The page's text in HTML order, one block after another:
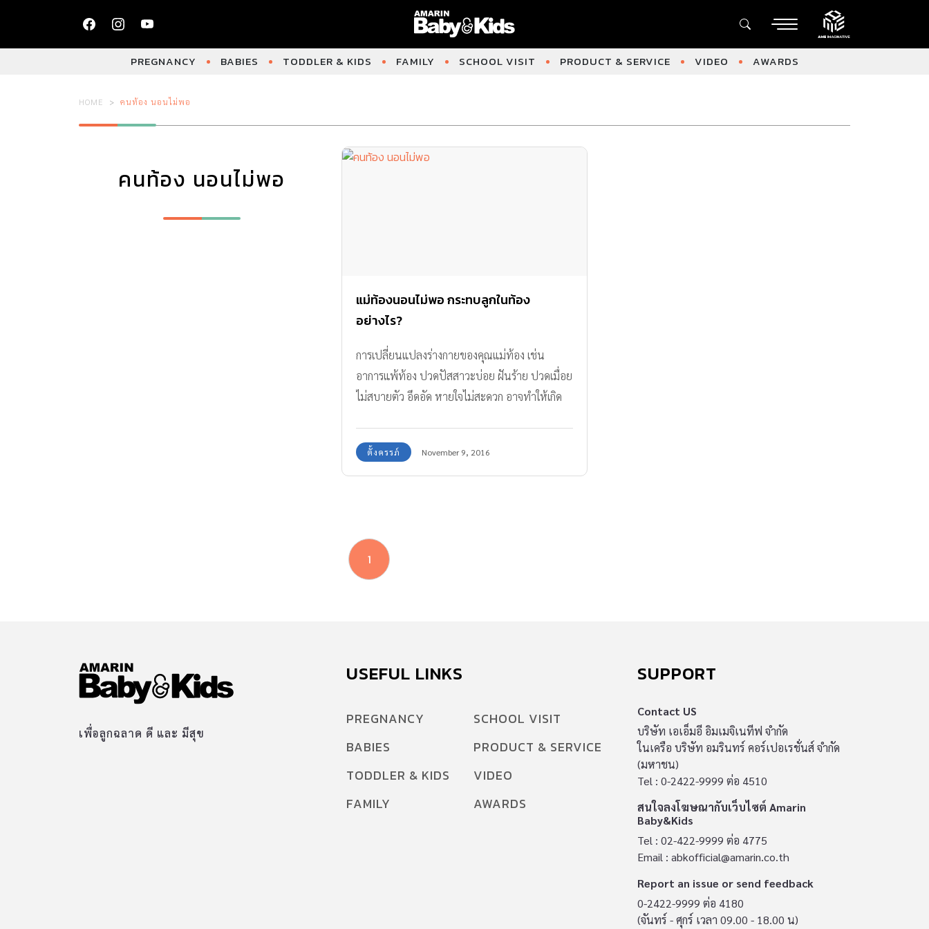
PREGNANCY BABIES TODDLER & KIDS FAMILY SCHOOL VISIT PRODUCT & SERVICE VIDEO AWARDS
HOME คนท้อง นอนไม่พอ
คนท้อง นอนไม่พอ
แม่ท้องนอนไม่พอ กระทบลูกในท้อง
อย่างไร?
การเปลี่ยนแปลงร่างกายของคุณแม่ท้อง เช่น
อาการแพ้ท้อง ปวดปัสสาวะบ่อย ฝันร้าย ปวดเมื่อย
ไม่สบายตัว อึดอัด หายใจไม่สะดวก อาจทำให้เกิด
พอ นั้นมีงานวิจัยชี้ว่า เป็นอันตรายต่อลูกในท้อง
ตั้งครรภ์ November 9, 2016
1
เพื่อลูกฉลาด ดี และ มีสุข
USEFUL LINKS
PREGNANCY
BABIES
TODDLER & KIDS
FAMILY
SCHOOL VISIT
PRODUCT & SERVICE
VIDEO
AWARDS
SUPPORT
Contact US
บริษัท เอเอ็มอี อิมเมจิเนทีฟ จำกัด
ในเครือ บริษัท อมรินทร์ คอร์เปอเรชั่นส์ จำกัด
(มหาชน)
Tel : 0-2422-9999 ต่อ 4510
สนใจลงโฆษณากับเว็บไซต์ Amarin
Baby&Kids
Tel : 02-422-9999 ต่อ 4775
Email : abkofficial@amarin.co.th
Report an issue or send feedback
0-2422-9999 ต่อ 4180
(จันทร์ - ศุกร์ เวลา 09.00 - 18.00 น)